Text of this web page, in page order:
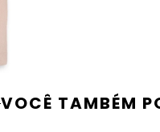
VOCÊ TAMBÉM